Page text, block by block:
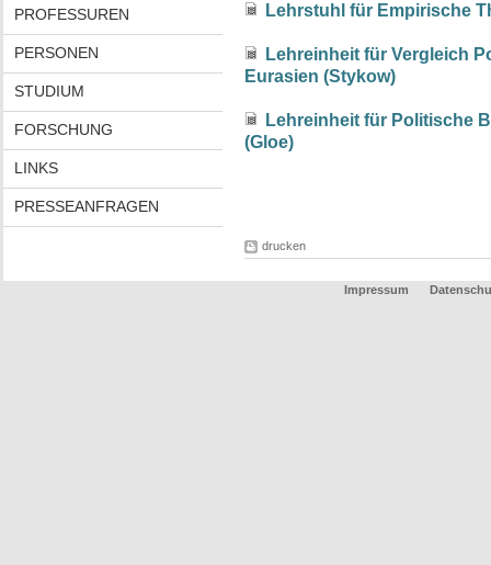
PROFESSUREN
PERSONEN
STUDIUM
FORSCHUNG
LINKS
PRESSEANFRAGEN
Lehrstuhl für Empirische
Lehreinheit für Vergleich
Eurasien (Stykow)
Lehreinheit für Politische
(Gloe)
drucken
Impressum